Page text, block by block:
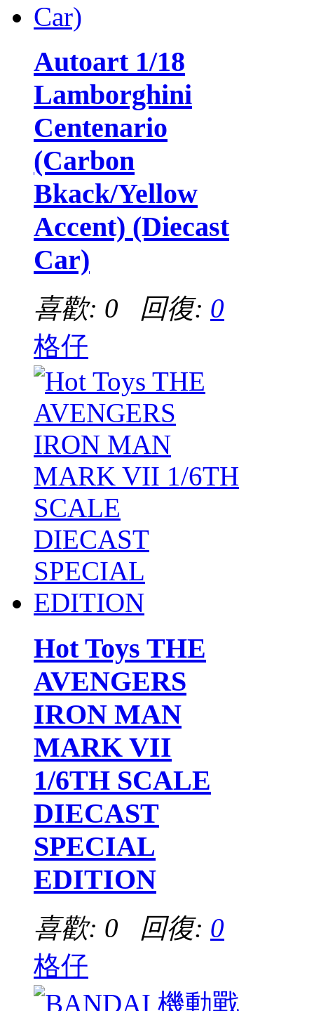
Autoart 1/18
Lamborghini
Centenario
(Carbon
Bkack/Yellow
Accent) (Diecast
Car)
喜歡: 0 回復: 0
格仔
Hot Toys THE
AVENGERS
IRON MAN
MARK VII
1/6TH SCALE
DIECAST
SPECIAL
EDITION
喜歡: 0 回復: 0
格仔